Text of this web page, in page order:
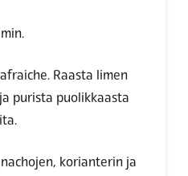
Raasta limen
purista puolikkaasta
korianterin ja